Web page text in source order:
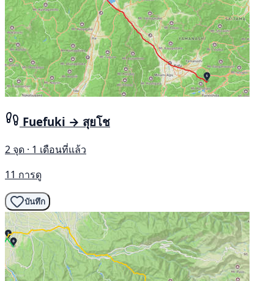
Fuefuki → สุยโช
2 จุด · 1 เดือนที่แล้ว
11 การดู
บันทึก